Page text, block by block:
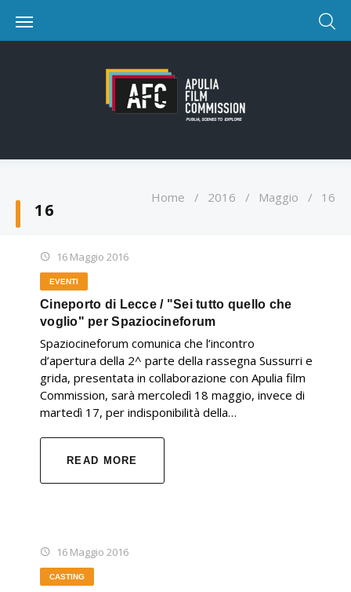
16
Home / 2016 / Maggio / 16
16 Maggio 2016
EVENTI
Cineporto di Lecce / "Sei tutto quello che
voglio" per Spaziocineforum
Spaziocineforum comunica che l’incontro
d’apertura della 2^ parte della rassegna Sussurri e
grida, presentata in collaborazione con Apulia film
Commission, sarà mercoledì 18 maggio, invece di
martedì 17, per indisponibilità della…
READ MORE
16 Maggio 2016
CASTING